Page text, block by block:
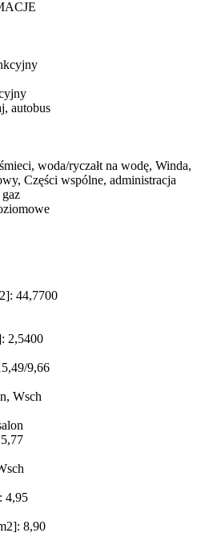
autobus
woda/ryczałt na wodę, Winda,
Części wspólne, administracja
44,7700
2,5400
9,66
Wsch
4,95
8,90